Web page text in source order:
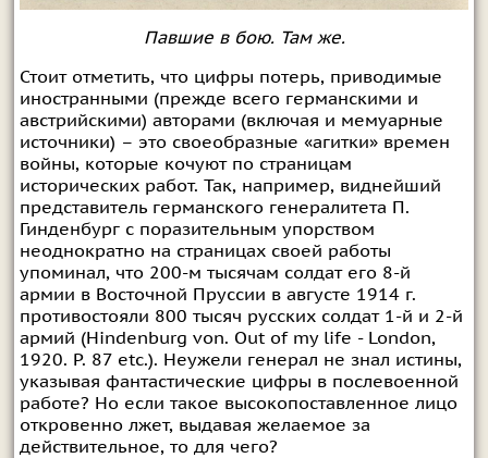
Павшие в бою. Там же.
Стоит отметить, что цифры потерь, приводимые
иностранными (прежде всего германскими и
австрийскими) авторами (включая и мемуарные
источники) – это своеобразные «агитки» времен
войны, которые кочуют по страницам
исторических работ. Так, например, виднейший
представитель германского генералитета П.
Гинденбург с поразительным упорством
неоднократно на страницах своей работы
упоминал, что 200-м тысячам солдат его 8-й
армии в Восточной Пруссии в августе 1914 г.
противостояли 800 тысяч русских солдат 1-й и 2-й
армий (Hindenburg von. Out of my life - London,
1920. P. 87 etc.). Неужели генерал не знал истины,
указывая фантастические цифры в послевоенной
работе? Но если такое высокопоставленное лицо
откровенно лжет, выдавая желаемое за
действительное, то для чего?